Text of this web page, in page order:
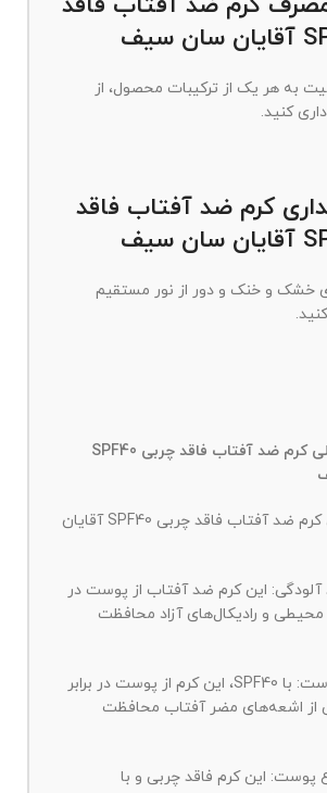
به هر یک از ترکیبات محصول، از
کنید.
كرم ضد آفتاب فاقد
خشک و خنک و دور از نور مستقیم
توضیحات تکمیلی كرم ضد آفتاب فاقد چربی SPF40
سایر ویژگی های كرم ضد آفتاب فاقد چربی SPF40 آقایان
این کرم ضد آفتاب از پوست در
محیطی و رادیکال‌های آزاد محافظت
حفاظت بالا از پوست: با SPF40، این کرم از پوست در برابر
اشعه‌های مضر آفتاب محافظت
پوست: این کرم فاقد چربی و با